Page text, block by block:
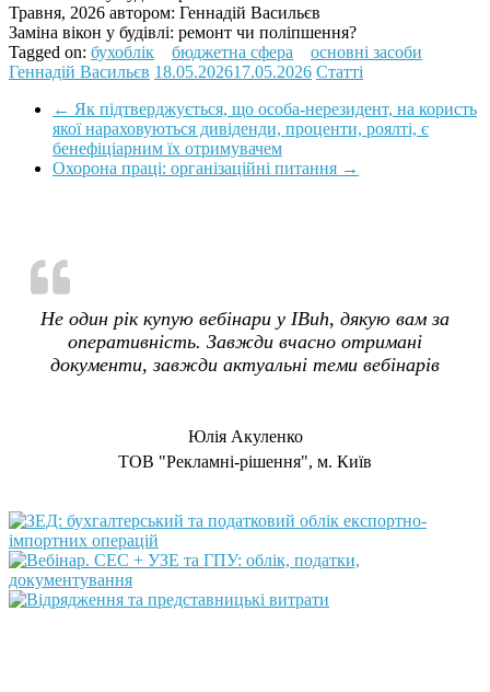
Травня, 2026 автором: Геннадій Васильєв
Заміна вікон у будівлі: ремонт чи поліпшення?
Tagged on: бухоблік бюджетна сфера
основні засоби
Геннадій Васильєв 18.05.202617.05.2026 Статті
← Як підтверджується, що особа-нерезидент, на користь
якої нараховуються дивіденди, проценти, роялті, є
бенефіціарним їх отримувачем
Охорона праці: організаційні питання →
Не один рік купую вебінари у IBuh, дякую вам за
оперативність. Завжди вчасно отримані
документи, завжди актуальні теми вебінарів
Юлія Акуленко
TOB "Рекламні-рішення", м. Київ